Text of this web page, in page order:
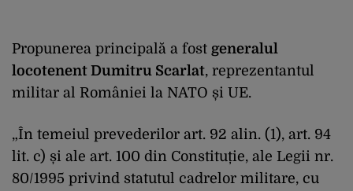
Propunerea principală a fost generalul
locotenent Dumitru Scarlat, reprezentantul
militar al României la NATO și UE.
„În temeiul prevederilor art. 92 alin. (1), art. 94
lit. c) și ale art. 100 din Constituție, ale Legii nr.
80/1995 privind statutul cadrelor militare, cu